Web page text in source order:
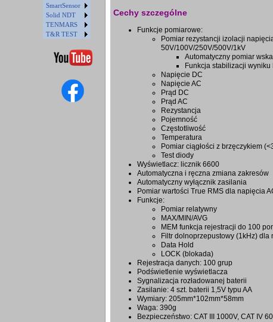
SmartSensor
Solid NDT
TENMARS
T&R TEST
Cechy szczególne
Funkcje pomiarowe:
Pomiar rezystancji izolacji
50V/100V/250V/500V/1kV
Automatyczny pomiar
Funkcja stabilizacji wyniku
Napięcie DC
Napięcie AC
Prąd DC
Prąd AC
Rezystancja
Pojemność
Częstotliwość
Temperatura
Pomiar ciągłości z brzęczykiem
Test diody
Wyświetlacz: licznik 6600
Automatyczna i ręczna zmiana zakresów
Automatyczny wyłącznik zasilania
Pomiar wartości True RMS dla napięcia
Funkcje:
Pomiar relatywny
MAX/MIN/AVG
MEM funkcja rejestracji do 100
Filtr dolnoprzepustowy (1kHz) dla
Data Hold
LOCK (blokada)
Rejestracja danych: 100 grup
Podświetlenie wyświetlacza
Sygnalizacja rozładowanej baterii
Zasilanie: 4 szt. baterii 1,5V typu AA
Wymiary: 205mm*102mm*58mm
Waga: 390g
Bezpieczeństwo: CAT III 1000V, CAT IV